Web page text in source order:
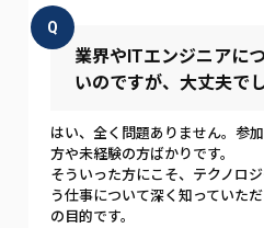
Q
業界やITエンジニアに
いのですが、大丈夫で
はい、全く問題ありません。参
方や未経験の方ばかりです。
そういった方にこそ、テクノロ
う仕事について深く知っていた
の目的です。